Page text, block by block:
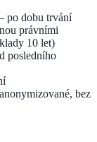
po dobu trvání
právními
10 let)
posledního
bez